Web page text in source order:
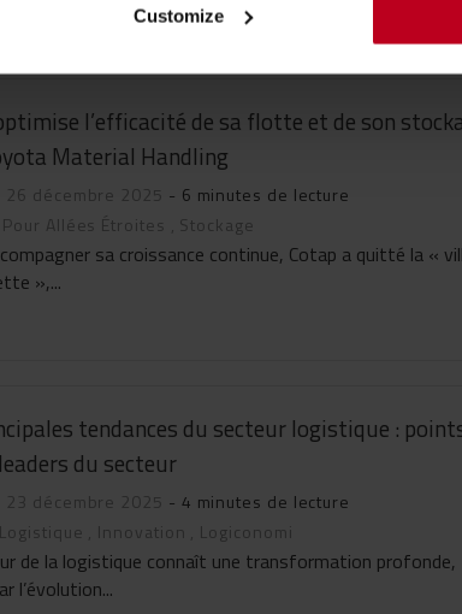
Customize
l’efficacité de sa flotte et de son
Material Handling
26 décembre 2025 - 6 minutes de lecture
Allées Étroites , Stockage
sa croissance continue, Cotap a quitté la «
»,...
tendances du secteur logistique :
du secteur
décembre 2025 - 4 minutes de lecture
, Innovation , Logiconomi
de la logistique connaît une transformation profonde,
l’évolution...